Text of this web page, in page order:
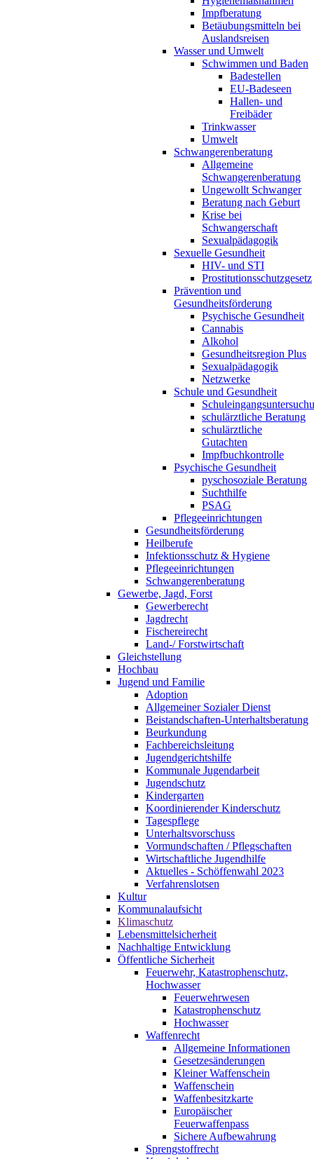
Impfberatung
Betäubungsmitteln bei
Auslandsreisen
Wasser und Umwelt
Schwimmen und Baden
Badestellen
EU-Badeseen
Hallen- und
Freibäder
Trinkwasser
Umwelt
Schwangerenberatung
Allgemeine
Schwangerenberatung
Ungewollt Schwanger
Beratung nach Geburt
Krise bei
Schwangerschaft
Sexualpädagogik
Sexuelle Gesundheit
HIV- und STI
Prostitutionsschutzgesetz
Prävention und
Gesundheitsförderung
Psychische Gesundheit
Cannabis
Alkohol
Gesundheitsregion Plus
Sexualpädagogik
Netzwerke
Schule und Gesundheit
schulärztliche Beratung
schulärztliche
Gutachten
Impfbuchkontrolle
Psychische Gesundheit
pyschosoziale Beratung
Suchthilfe
PSAG
Pflegeeinrichtungen
Gesundheitsförderung
Heilberufe
Infektionsschutz & Hygiene
Pflegeeinrichtungen
Schwangerenberatung
Gewerbe, Jagd, Forst
Gewerberecht
Jagdrecht
Fischereirecht
Land-/ Forstwirtschaft
Gleichstellung
Hochbau
Jugend und Familie
Adoption
Allgemeiner Sozialer Dienst
Beistandschaften-Unterhaltsberatung
Beurkundung
Fachbereichsleitung
Jugendgerichtshilfe
Kommunale Jugendarbeit
Jugendschutz
Kindergarten
Koordinierender Kinderschutz
Tagespflege
Unterhaltsvorschuss
Vormundschaften / Pflegschaften
Wirtschaftliche Jugendhilfe
Aktuelles - Schöffenwahl 2023
Verfahrenslotsen
Kultur
Kommunalaufsicht
Klimaschutz
Lebensmittelsicherheit
Nachhaltige Entwicklung
Öffentliche Sicherheit
Feuerwehr, Katastrophenschutz,
Hochwasser
Feuerwehrwesen
Katastrophenschutz
Hochwasser
Waffenrecht
Allgemeine Informationen
Gesetzesänderungen
Kleiner Waffenschein
Waffenschein
Waffenbesitzkarte
Europäischer
Feuerwaffenpass
Sichere Aufbewahrung
Sprengstoffrecht